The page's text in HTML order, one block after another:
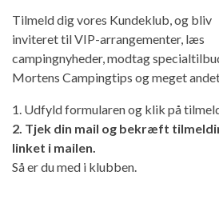
Tilmeld dig vores Kundeklub, og bliv
inviteret til VIP-arrangementer, læs
campingnyheder, modtag
Mortens Campingtips og meget
1. Udfyld formularen og klik på
2. Tjek din mail og bekræft
linket i mailen.
Så er du med i klubben.